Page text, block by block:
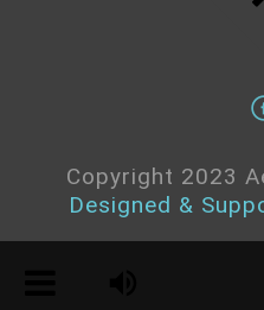
Copyright 2023
Designed &